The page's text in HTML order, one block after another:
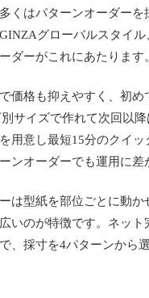
くはパターンオーダーを
グローバルスタイ
ダーがこれにあたります。
価格も抑えやすく、初め
サイズで作れて次回以
用意し最短15分のクイッ
ンオーダーでも運用に差
は型紙を部位ごとに動か
いのが特徴です。ネット
、採寸を4パターンから